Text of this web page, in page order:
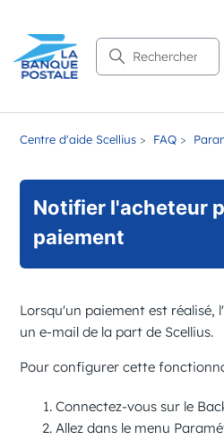
Recherche
Centre d'aide Scellius FAQ
Notifier l'acheteur
paiement
Lorsqu'un paiement est réalisé,
un e-mail de la part de Scellius.
Pour configurer cette
Connectez-vous sur le
Allez dans le menu